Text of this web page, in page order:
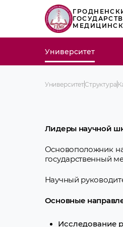
Университет
УниверситетСтруктура
Лидеры научной
Основоположник
государственный
Научный
Основные
Исследование